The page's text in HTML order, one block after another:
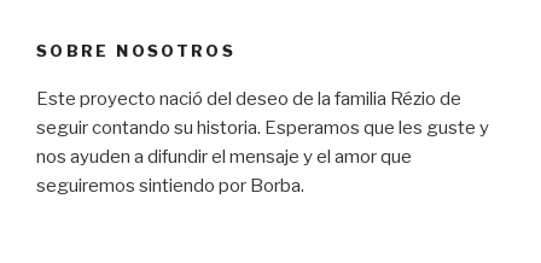
SOBRE NOSOTROS
Este proyecto nació del deseo de la familia Rézio de
seguir contando su historia. Esperamos que les guste y
nos ayuden a difundir el mensaje y el amor que
seguiremos sintiendo por Borba.